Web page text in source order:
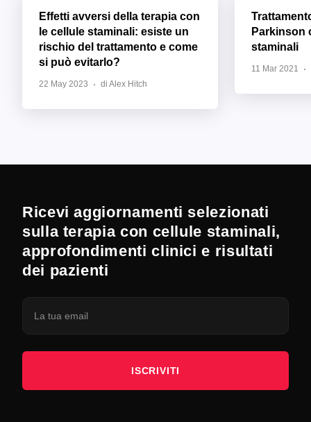
Effetti avversi della terapia con
le cellule staminali: esiste un
rischio del trattamento e come
si può evitarlo?
22 May 2023 di Alex Hitch
Parkinson
staminali
11 Mar 2021
Ricevi aggiornamenti selezionati
sulla terapia con cellule staminali,
approfondimenti clinici e risultati
dei pazienti
ISCRIVITI